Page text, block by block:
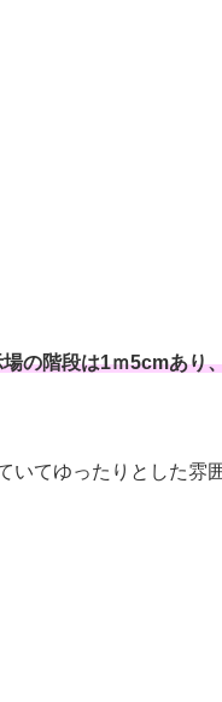
の階段は1ｍ5cmあり
いてゆったりとした雰